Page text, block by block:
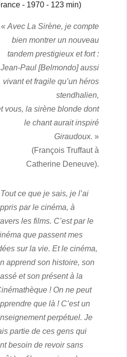
- 1970 - 123 min)
« Avec La Sirène, je compte
bien montrer un nouveau
tandem prestigieux et fort :
Jean-Paul [Belmondo] aussi
vivant et fragile qu’un héros
stendhalien,
vous, la sirène blonde dont
le chant aurait inspiré
Giraudoux. »
(François Truffaut à
Catherine Deneuve).
Tout ce que je sais, je l’ai
par le cinéma, à
les films. C’est par le
que passent mes
sur la vie. Et le cinéma,
apprend son histoire, son
et son présent à la
! On ne peut
que là ! C’est un
perpétuel. Je
partie de ces gens qui
besoin de revoir sans